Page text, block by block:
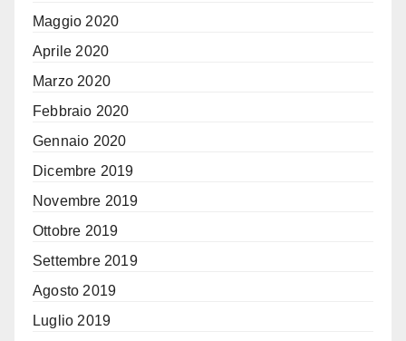
Maggio 2020
Aprile 2020
Marzo 2020
Febbraio 2020
Gennaio 2020
Dicembre 2019
Novembre 2019
Ottobre 2019
Settembre 2019
Agosto 2019
Luglio 2019